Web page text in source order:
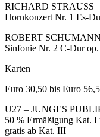
RICHARD STRAUSS
Hornkonzert Nr. 1 Es-
ROBERT SCHUMANN
Sinfonie Nr. 2 C-Dur op.
Karten
Euro 30,50 bis Euro
U27 – JUNGES
50 % Ermäßigung Kat. I
gratis ab Kat. III